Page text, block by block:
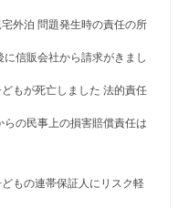
外泊 問題発生時の責任の所
に信販会社から請求がきまし
もが死亡しました 法的責任
らの民事上の損害賠償責任は
もの連帯保証人にリスク軽